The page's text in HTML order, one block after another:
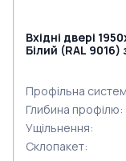
Вхідні двері
Білий (RAL 9016)
Профільна
Глибина профілю:
Ущільнення:
Склопакет: